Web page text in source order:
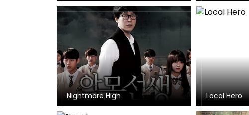
Nightmare High Local Hero